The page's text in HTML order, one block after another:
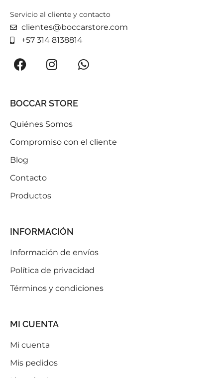
Servicio al cliente y contacto
clientes@boccarstore.com
+57 314 8138814
BOCCAR STORE
Quiénes Somos
Compromiso con el cliente
Blog
Contacto
Productos
INFORMACIÓN
Información de envíos
Política de privacidad
Términos y condiciones
MI CUENTA
Mi cuenta
Mis pedidos